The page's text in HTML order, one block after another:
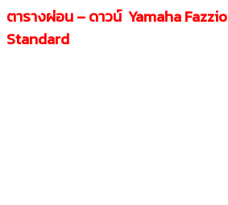
ตารางผ่อน –ดาวน์ Yamaha
Standard